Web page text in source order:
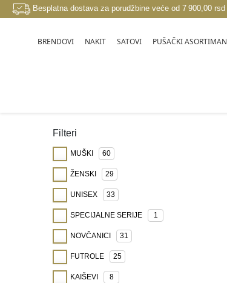
Besplatna dostava za porudžbine veće od 7 900,00 rsd
BRENDOVI NAKIT SATOVI PUŠAČKI ASORTIMAN
Filteri
MUŠKI 60
ŽENSKI 29
UNISEX 33
SPECIJALNE SERIJE 1
NOVČANICI 31
FUTROLE 25
KAIŠEVI 8